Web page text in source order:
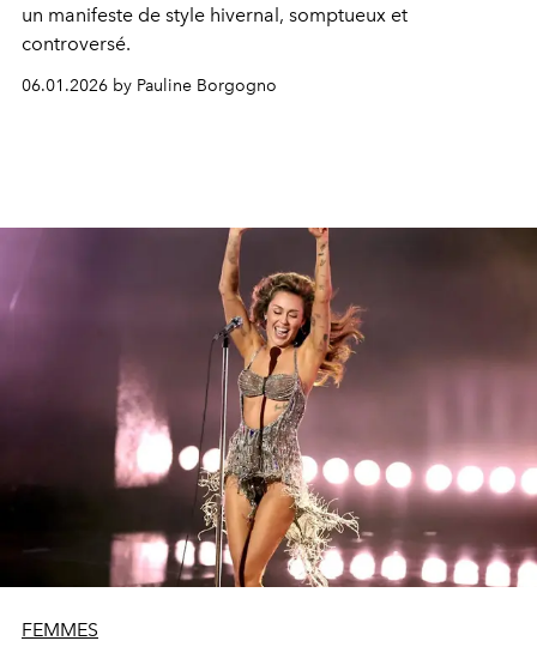
un manifeste de style hivernal, somptueux et
controversé.
06.01.2026 by Pauline Borgogno
FEMMES